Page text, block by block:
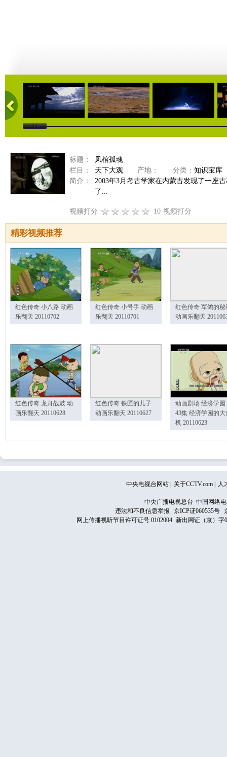
07:58 07:58 00:30
标题：
凤棺孤魂
栏目：
天下大观 产地： 分类： 知识宝库
简介：
2003年3月考古学家在内蒙古发现了一座
了...
视频打分 10 视频打分
精彩视频推荐
红色传奇 小八路 动画
乐翻天 20110702
红色传奇 小号手 动画
乐翻天 20110701
红色传奇 军鸽的秘
动画乐翻天
红色传奇 龙舟战鼓 动
画乐翻天 20110628
红色传奇 铁匠的儿子
动画乐翻天 20110627
动画剧场 经济学园
43集 经济学园的大
机 20110623
中央电视台网站 关于CCTV.com 人
中央广播电视总台 中国网络
违法和不良信息举报
京ICP证060535号
网上传播视听节目许可证号 0102004 新出网证（京）